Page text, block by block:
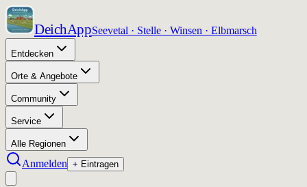
DeichAppSeevetal · Stelle · Winsen · Elbmarsch
Entdecken
Orte & Angebote
Community
Service
Alle Regionen
Anmelden + Eintragen